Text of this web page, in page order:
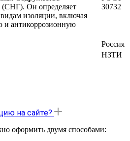
(СНГ). Он определяет
изоляции, включая
и антикоррозионную
30732
Россия
НЗТИ
на сайте?
оформить двумя способами: